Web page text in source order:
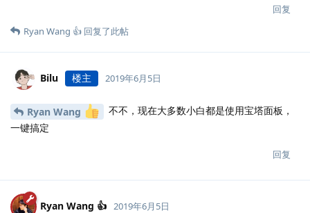
回复
Ryan Wang 👍 回复了此帖
Bilu 楼主 2019年6月5日
Ryan Wang
不不，现在大多数小白都是使用宝塔面板，
一键搞定
回复
Ryan Wang 👍 2019年6月5日